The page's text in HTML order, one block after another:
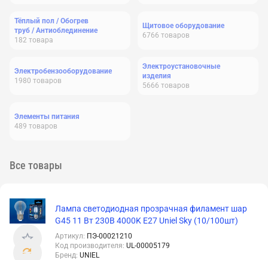
Тёплый пол / Обогрев
труб / Антиоблединение
182 товара
Щитовое оборудование
6766 товаров
Электробензооборудование
1980 товаров
Электроустановочные
изделия
5666 товаров
Элементы питания
489 товаров
Все товары
Лампа светодиодная прозрачная филамент шар
G45 11 Вт 230В 4000K E27 Uniel Sky (10/100шт)
Артикул: ПЭ-00021210
Код производителя: UL-00005179
Бренд: UNIEL